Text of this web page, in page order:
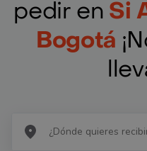
pedir en Si
Bogotá